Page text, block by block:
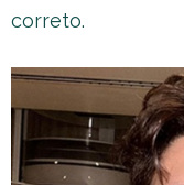
correto.